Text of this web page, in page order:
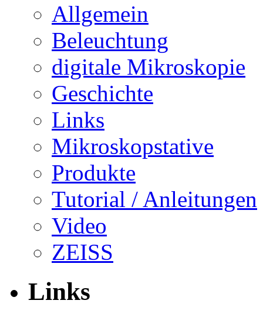
Allgemein
Beleuchtung
digitale Mikroskopie
Geschichte
Links
Mikroskopstative
Produkte
Tutorial / Anleitungen
Video
ZEISS
Links